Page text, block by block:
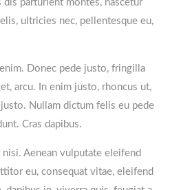
dis parturient montes, nascetur
ultricies nec, pellentesque eu,
Donec pede justo, fringilla
arcu. In enim justo, rhoncus ut,
Nullam dictum felis eu pede
Cras dapibus.
Aenean vulputate eleifend
eu, consequat vitae, eleifend